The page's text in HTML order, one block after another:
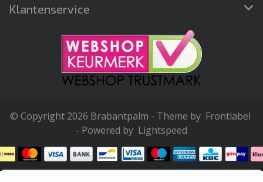
Klantenservice
© Copyright 2026 Brabantpalm - Theme by Frontlabel
- Powered by Lightspeed